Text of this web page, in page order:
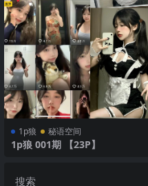
1p狼 秘语空间
1p狼 001期 【23P】
搜索